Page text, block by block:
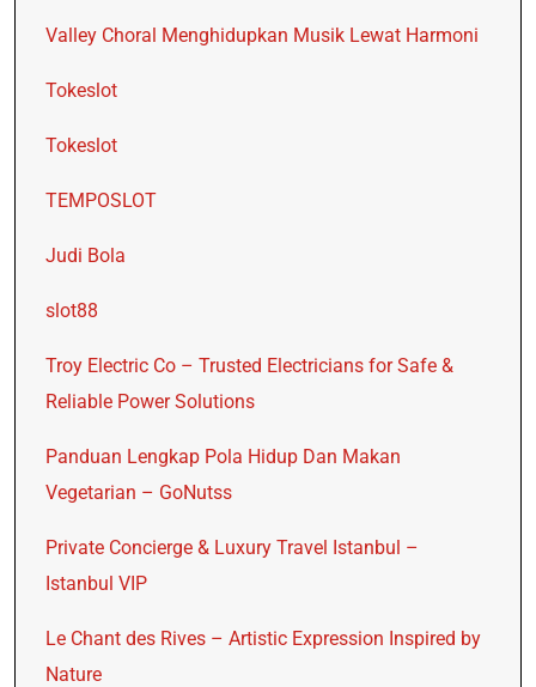
Valley Choral Menghidupkan Musik Lewat Harmoni
Tokeslot
Tokeslot
TEMPOSLOT
Judi Bola
slot88
Troy Electric Co – Trusted Electricians for Safe &
Reliable Power Solutions
Panduan Lengkap Pola Hidup Dan Makan
Vegetarian – GoNutss
Private Concierge & Luxury Travel Istanbul –
Istanbul VIP
Le Chant des Rives – Artistic Expression Inspired by
Nature